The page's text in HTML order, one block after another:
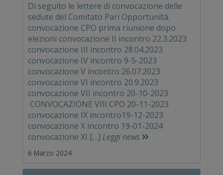
Di seguito le lettere di convocazione delle
sedute del Comitato Pari Opportunità.
convocazione CPO prima riunione dopo
elezioni convocazione II incontro 22.3.2023
convocazione III incontro 28.04.2023
convocazione IV incontro 9-5-2023
convocazione V incontro 26.07.2023
convocazione VI incontro 20.9.2023
convocazione VII incontro 20-10-2023
CONVOCAZIONE VIII CPO 20-11-2023
convocazione IX incontro19-12-2023
convocazione X incontro 19-01-2024
convocazione XI […] Leggi news
6 Marzo 2024